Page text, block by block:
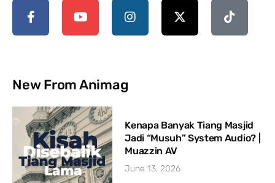
New From Animag
Kenapa Banyak Tiang Masjid
Jadi “Musuh” System Audio? |
Muazzin AV
June 13, 2026